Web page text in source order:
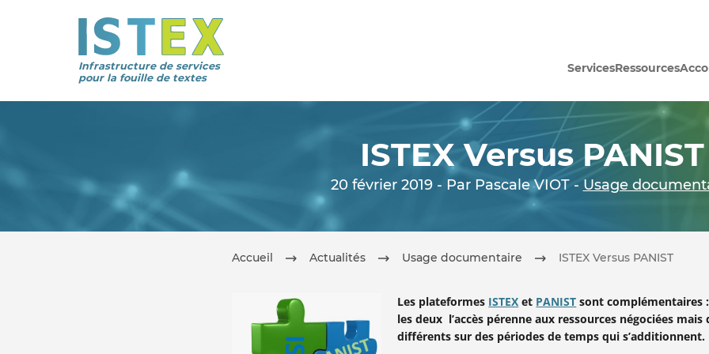
Infrastructure de services
pour la fouille de textes
ServicesRessources
ISTEX Versus PANIST
20 février 2019 - Par Pascale VIOT - Usage
Accueil Actualités Usage documentaire ISTEX Versus PANIST
Les plateformes ISTEX et PANIST sont complémentaires
les deux l’accès pérenne aux ressources négociées mais
différents sur des périodes de temps qui s’additionnent.